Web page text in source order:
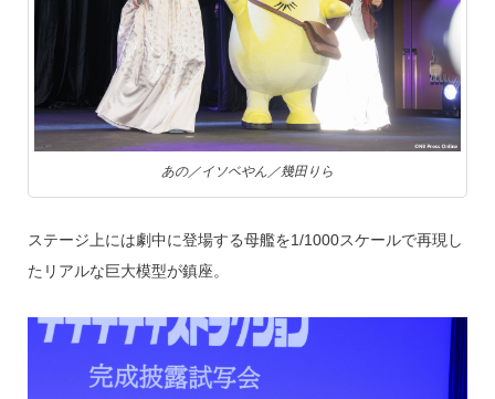
あの／イソベやん／幾田りら
ステージ上には劇中に登場する母艦を1/1000スケールで再現し
たリアルな巨大模型が鎮座。